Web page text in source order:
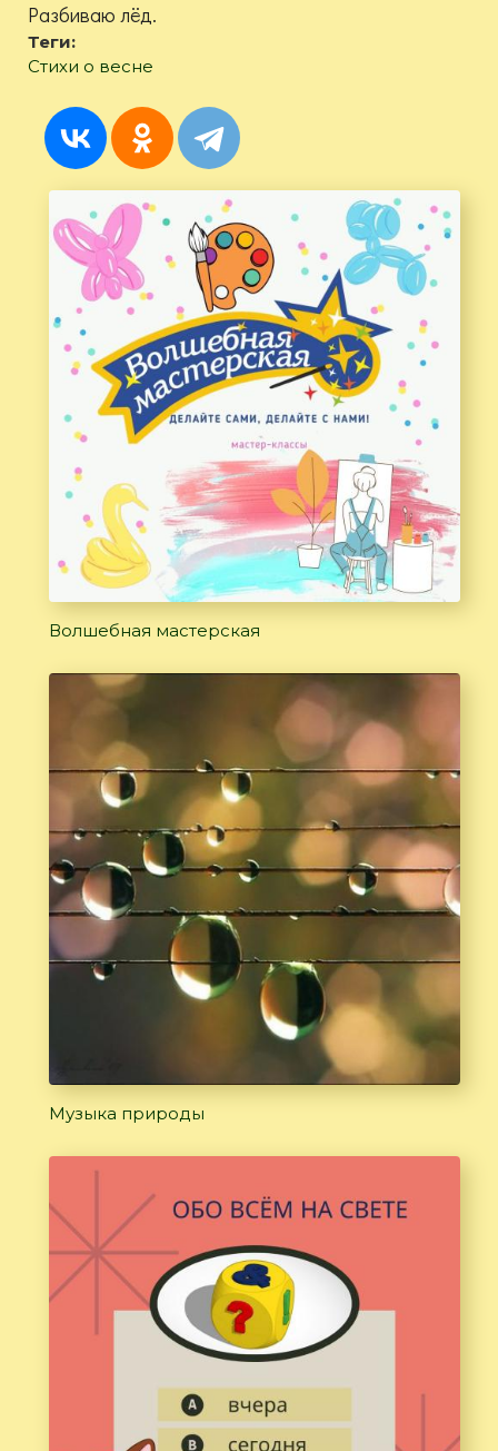
Разбиваю лёд.
Теги:
Стихи о весне
Волшебная мастерская
Музыка природы